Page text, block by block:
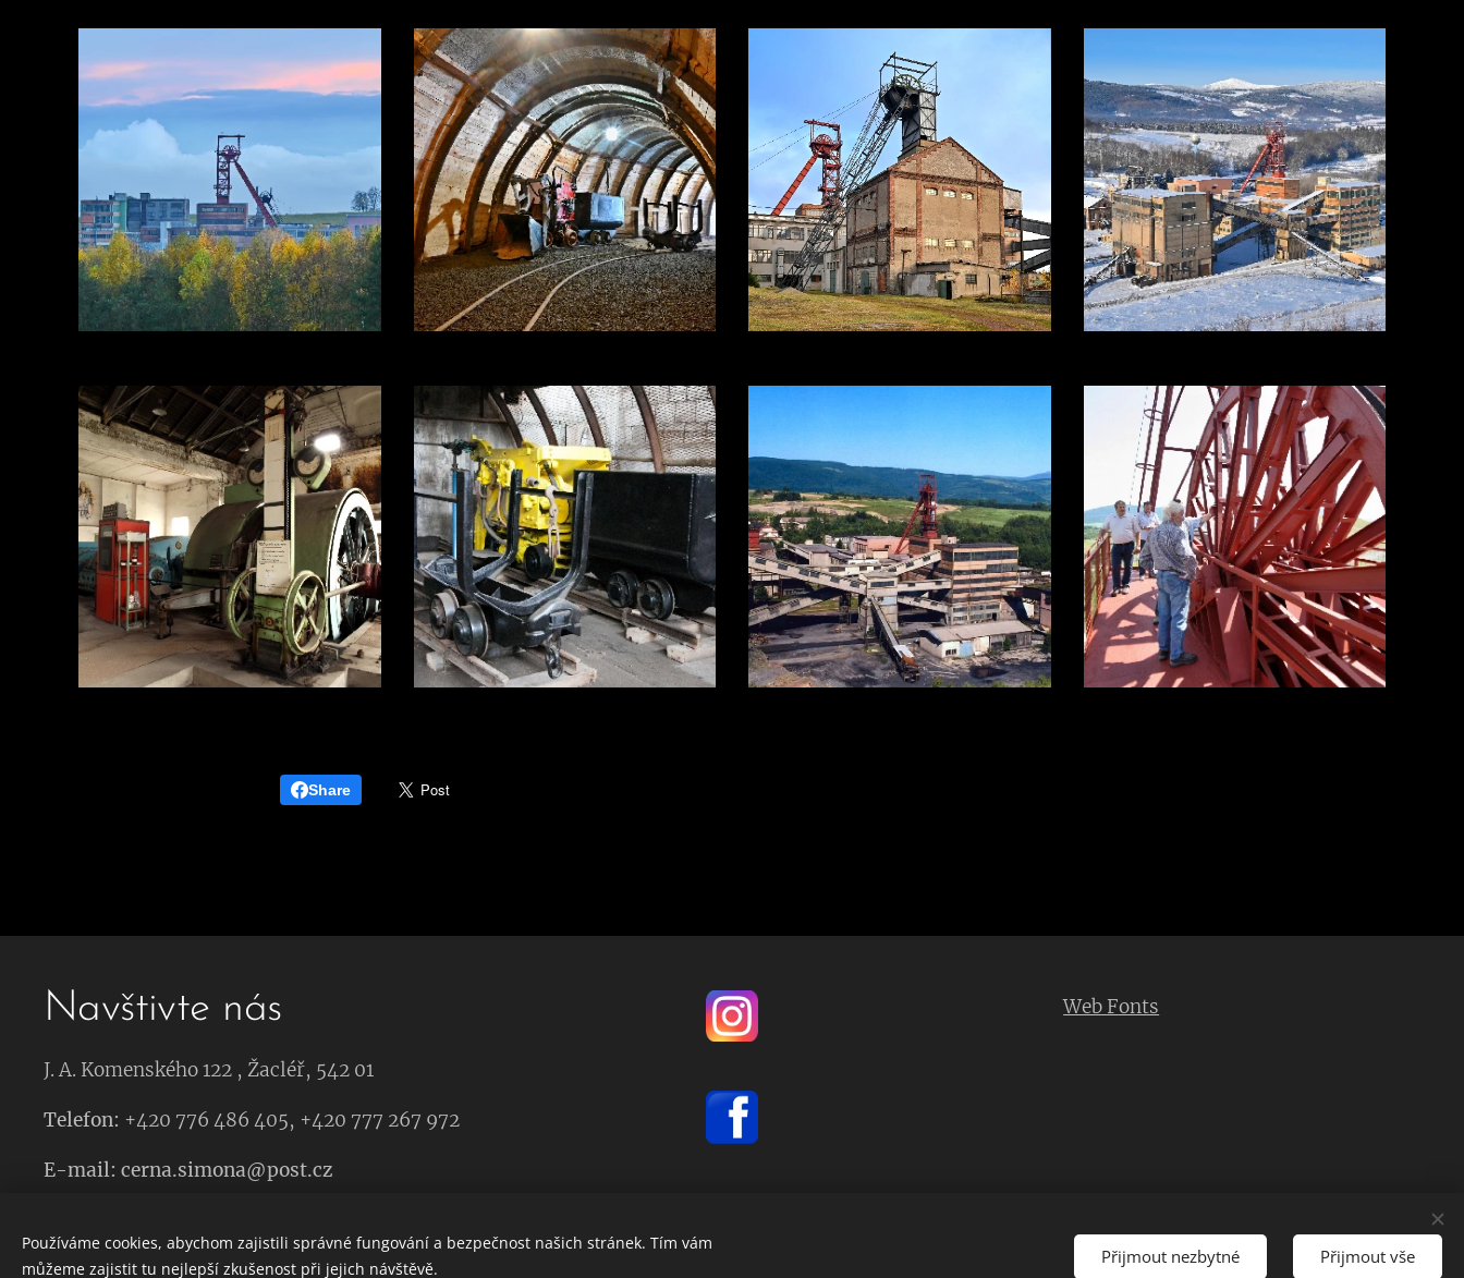
Share
Navštivte nás
J. A. Komenského 122 , Žacléř, 542 01
Telefon: +420 776 486 405, +420 777 267 972
E-mail: cerna.simona@post.cz
Web Fonts
Používáme cookies, abychom zajistili správné fungování a bezpečnost našich stránek. Tím vám
můžeme zajistit tu nejlepší zkušenost při jejich návštěvě.
Přijmout nezbytné Přijmout vše